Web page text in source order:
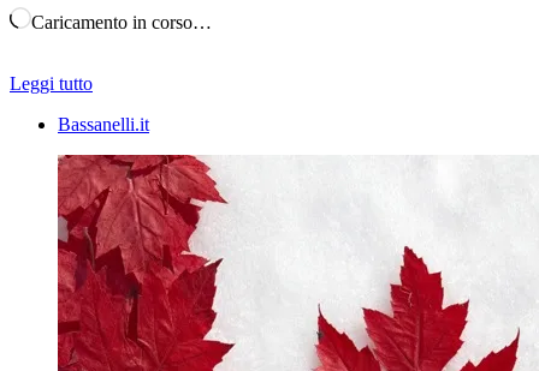
Caricamento in corso…
Leggi tutto
Bassanelli.it